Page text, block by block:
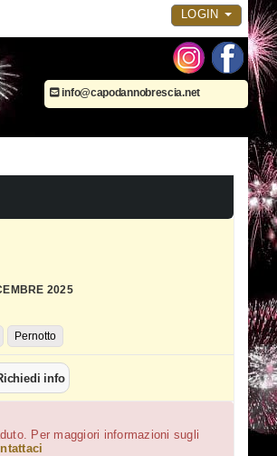
LOGIN
info@capodannobrescia.net
2025
Pernotto
info
Per maggiori informazioni sugli